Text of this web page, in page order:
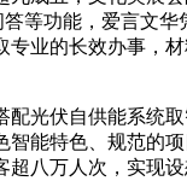
等功能，爱言文华
专业的长效办事，
光伏自供能系统取
智能特色、规范的
超八万人次，实现